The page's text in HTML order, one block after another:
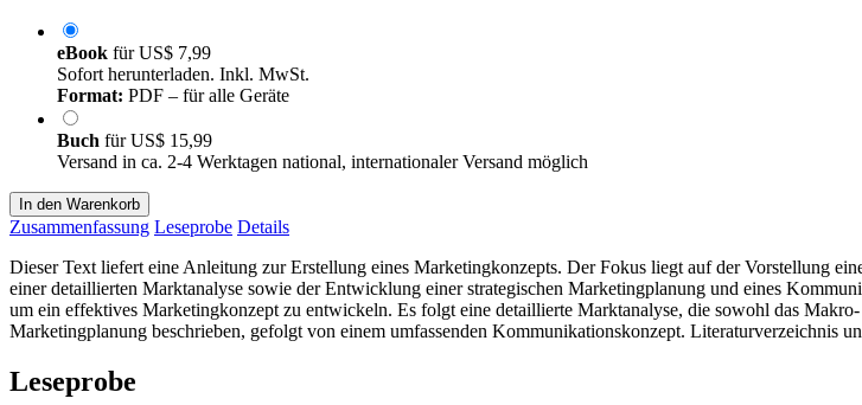
eBook fürUS$ 7,99
Sofort herunterladen. Inkl. MwSt.
Format: PDF – für alle Geräte
Buch fürUS$ 15,99
Versand in ca. 2-4 Werktagen national, internationaler Versand möglich
In den Warenkorb
Zusammenfassung Leseprobe Details
Dieser Text liefert eine Anleitung zur Erstellung eines Marketingkonzepts. Der Fokus liegt auf der Vorstellung
einer detaillierten Marktanalyse sowie der Entwicklung einer strategischen Marketingplanung und eines
um ein effektives Marketingkonzept zu entwickeln. Es folgt eine detaillierte Marktanalyse, die sowohl das
Marketingplanung beschrieben, gefolgt von einem umfassenden Kommunikationskonzept. Literaturverzeichnis
Leseprobe